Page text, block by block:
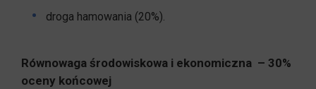
droga hamowania (20%).
Równowaga środowiskowa i ekonomiczna – 30%
oceny końcowej